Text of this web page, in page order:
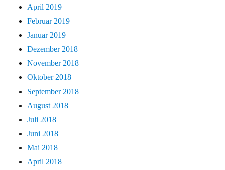
April 2019
Februar 2019
Januar 2019
Dezember 2018
November 2018
Oktober 2018
September 2018
August 2018
Juli 2018
Juni 2018
Mai 2018
April 2018